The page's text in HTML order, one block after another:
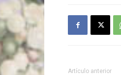
Artículo anterior